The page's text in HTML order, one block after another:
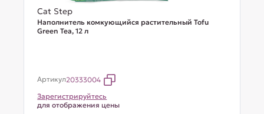
Cat Step
Наполнитель комкующийся растительный Tofu
Green Tea, 12 л
Артикул20333004
Зарегистрируйтесь
для отображения цены